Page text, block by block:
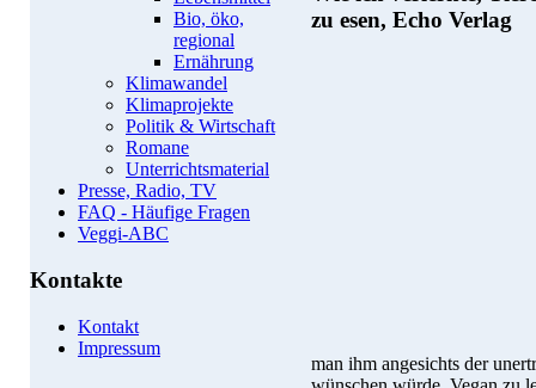
Bio, öko,
regional
Ernährung
Klimawandel
Klimaprojekte
Politik & Wirtschaft
Romane
Unterrichtsmaterial
Presse, Radio, TV
FAQ - Häufige Fragen
Veggi-ABC
Kontakte
Kontakt
Impressum
man ihm angesichts der